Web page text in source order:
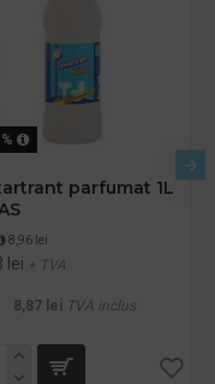
parfumat 1L
8,96 lei
lei + TVA
8,87 lei TVA inclus